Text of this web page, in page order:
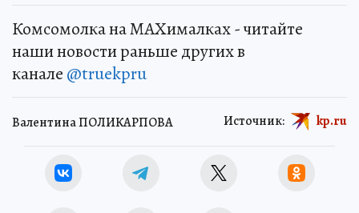
Комсомолка на MAXималках - читайте
наши новости раньше других в
канале @truekpru
Валентина ПОЛИКАРПОВА Источник: kp.ru